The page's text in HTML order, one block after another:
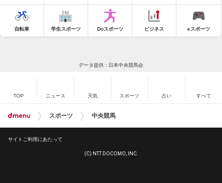
自転車 学生スポーツ Doスポーツ ビジネス eスポーツ
データ提供：日本中央競馬会
TOP ニュース 天気 スポーツ 占い すべて
スポーツ 中央競馬
サイトご利用にあたって
(C) NTT DOCOMO, INC.